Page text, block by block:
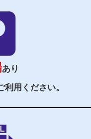
初めて買取店をご
ただけます。